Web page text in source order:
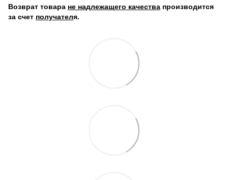
Возврат товара не надлежащего качества производится
за счет получателя.